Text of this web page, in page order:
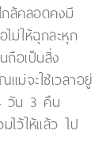
ล้คลอดคงมี
ม่ให้ฉุกละหุก
อเป็นสิ่ง
ม่จะใช้เวลาอยู่
วัน 3 คืน
ไว้ให้แล้ว ไป